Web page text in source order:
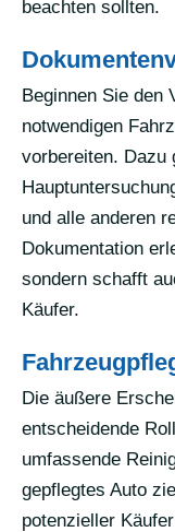
beachten sollten.
Beginnen Sie den
notwendigen
vorbereiten. Dazu
und alle anderen
Dokumentation
sondern schafft
Käufer.
Die äußere
entscheidende
umfassende
gepflegtes Auto
potenzieller